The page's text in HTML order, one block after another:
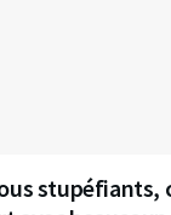
stupéfiants,